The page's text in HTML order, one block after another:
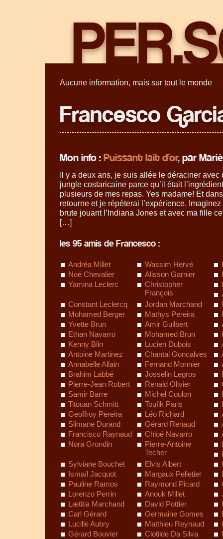
Aucune information, mais sur tout le monde
Francesco
Mon info :Puissant lait d’or, par
Il y a deux ans, je suis allée le déraciner
jungle costaricaine parce qu’il était
plusieurs de mes repas. Yes madame! Et
retourne et je répéterai l’expérience.
brute jouant l’Indiana Jones et avec ma fille
[…]
les 95 amis de Francesco :
Andréa Millet Wassim Hervé
Noé Chevalier
Alisson Garnier
Yamina Leclerc
Christopher
François
Constant Leclercq
Jordan Marchand
Mohamed Berger
Mathys Pereira
Yvette Brun
Amir Guilbert
Ethan Navarro
Mohamed Brun
Kenny Blin
Lucien Dubois
Antoine Martinez
Chantal Goncalves
Annabelle Allain
Fernand Monnier
Brahim Labbé
Josselin Legros
Pierre-Jean Robert
Renald Olivier
Samir Barre
Michel Coulon
Titouan Schmitt
Toufik Paris
Geoffroy Pereira
Léo Richard
Slimane Durand
Gérard Renaud
Francisco Raynaud
Chloé Navarro
Nora Grondin
Pierre-Antoine
Techer
Sylviane Bouchet
Elvis Albert
Ismaïl Jacquot
Margaux Pelletier
Pauline Ramos
Raymond Picard
Lorenzo Perrin
Anouk Millet
Lætitia Marchand
David Pottier
Carl Gérard
Germaine Gomes
Lucille Aubry
Matthieu Reynaud
Gérard Bouvier
Clotilde Da Silva